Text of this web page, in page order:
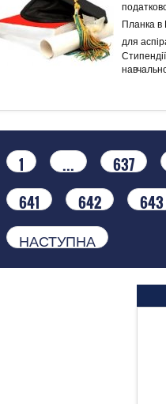
Планка в
для
1 ...
637
641
642
643
НАСТУПНА